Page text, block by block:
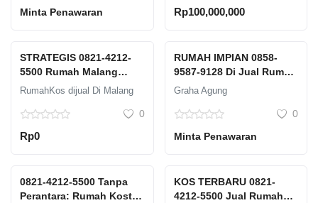
Minta Penawaran
Rp100,000,000
STRATEGIS 0821-4212-
5500 Rumah Malang
Barat Dijual Graha Agung
RumahKos dijual Di Malang
0
Rp0
RUMAH IMPIAN 0858-
9587-9128 Di Jual Rumah
Perumahan Dekat
Minimalis Malang
Graha Agung
0
Minta Penawaran
0821-4212-5500 Tanpa
Perantara: Rumah Kost
KOS TERBARU 0821-
4212-5500 Jual Rumah